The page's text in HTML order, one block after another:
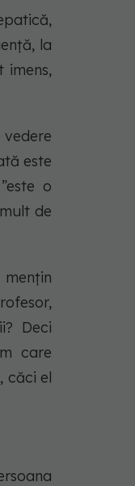
la
imens,
este
o
de
Deci
care
căci el